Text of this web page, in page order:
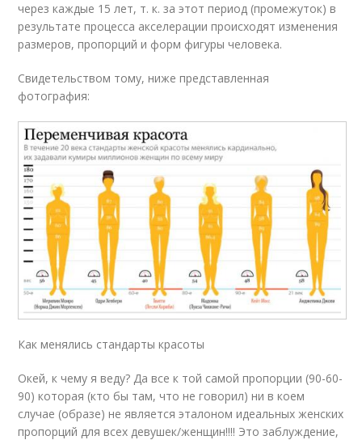
через каждые 15 лет, т. к. за этот период (промежуток) в
результате процесса акселерации происходят изменения
размеров, пропорций и форм фигуры человека.
Свидетельством тому, ниже представленная
фотография:
Как менялись стандарты красоты
Окей, к чему я веду? Да все к той самой пропорции (90-60-
90) которая (кто бы там, что не говорил) ни в коем
случае (образе) не является эталоном идеальных женских
пропорций для всех девушек/женщин!!!! Это заблуждение,